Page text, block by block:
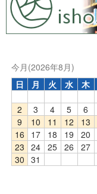
今月(2026年8月)
日
月 火 水 木
2
3 4 5 6
9
10 11 12 13
16
17 18 19 20
23
24 25 26 27
30
31